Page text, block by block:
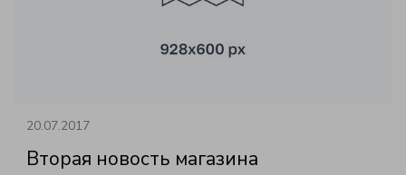
Вторая новость магазина
20.07.2017